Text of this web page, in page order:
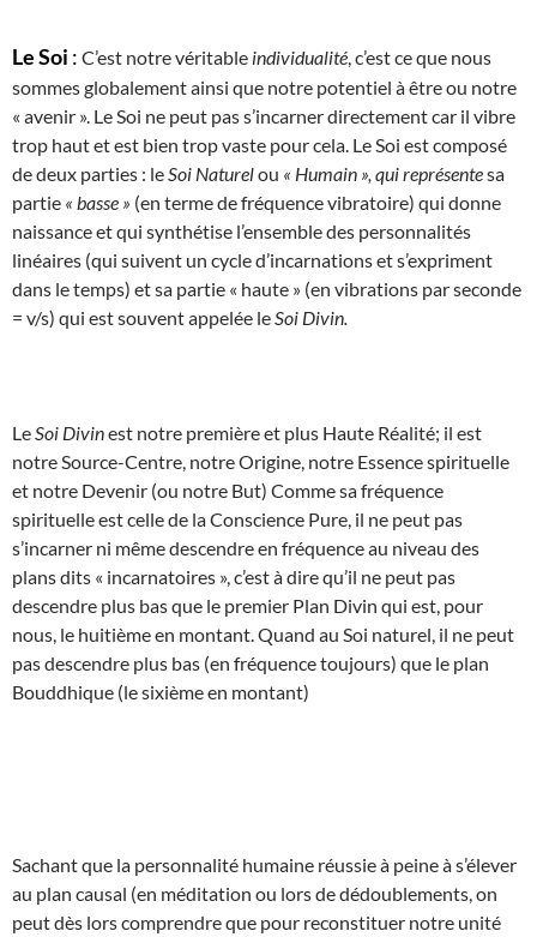
Le Soi : C’est notre véritable individualité , c’est ce que nous
sommes globalement ainsi que notre potentiel à être ou notre
« avenir ». Le Soi ne peut pas s’incarner directement car il vibre
trop haut et est bien trop vaste pour cela. Le Soi est composé
de deux parties : le Soi Naturelou « Humain », qui représentesa
partie « basse » (en terme de fréquence vibratoire) qui donne
naissance et qui synthétise l’ensemble des personnalités
linéaires (qui suivent un cycle d’incarnations et s’expriment
dans le temps) et sa partie « haute » (en vibrations par seconde
= v/s) qui est souvent appelée le Soi Divin.
Le Soi Divinest notre première et plus Haute Réalité; il est
notre Source-Centre, notre Origine, notre Essence spirituelle
et notre Devenir (ou notre But) Comme sa fréquence
spirituelle est celle de la Conscience Pure, il ne peut pas
s’incarner ni même descendre en fréquence au niveau des
plans dits « incarnatoires », c’est à dire qu’il ne peut pas
descendre plus bas que le premier Plan Divin qui est, pour
nous, le huitième en montant. Quand au Soi naturel, il ne peut
pas descendre plus bas (en fréquence toujours) que le plan
Bouddhique (le sixième en montant)
Sachant que la personnalité humaine réussie à peine à s’élever
au plan causal (en méditation ou lors de dédoublements, on
peut dès lors comprendre que pour reconstituer notre unité